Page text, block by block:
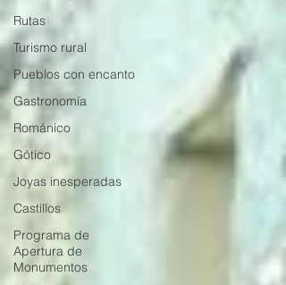
Rutas
Turismo rural
Pueblos con encanto
Gastronomía
Románico
Gótico
Joyas inesperadas
Castillos
Programa de
Apertura de
Monumentos